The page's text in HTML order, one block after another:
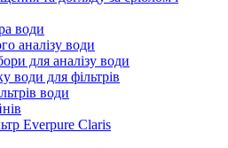
води
аналізу води
для аналізу води
води для фільтрів
води
Everpure Claris